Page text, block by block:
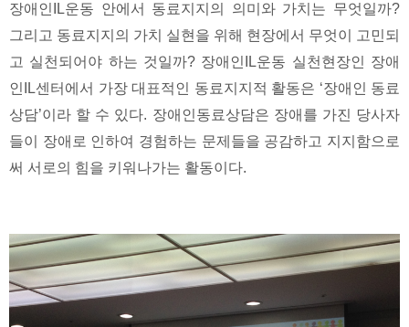
장애인IL운동 안에서 동료지지의 의미와 가치는 무엇일까?
그리고 동료지지의 가치 실현을 위해 현장에서 무엇이 고민되
고 실천되어야 하는 것일까? 장애인IL운동 실천현장인 장애
인IL센터에서 가장 대표적인 동료지지적 활동은 ‘장애인 동료
상담’이라 할 수 있다. 장애인동료상담은 장애를 가진 당사자
들이 장애로 인하여 경험하는 문제들을 공감하고 지지함으로
써 서로의 힘을 키워나가는 활동이다.